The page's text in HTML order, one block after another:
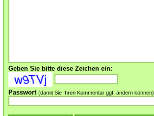
Geben Sie bitte diese Zeichen ein:
Passwort (damit Sie Ihren Kommentar ggf. ändern können)